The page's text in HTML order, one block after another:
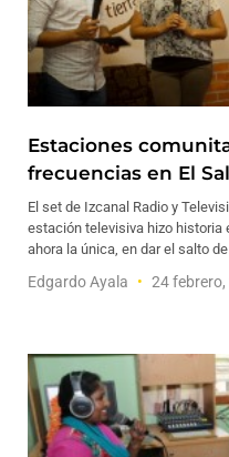
Estaciones
frecuencias en El
El set de Izcanal Radio y
estación televisiva hizo historia
ahora la única, en dar el salto
Edgardo Ayala 24